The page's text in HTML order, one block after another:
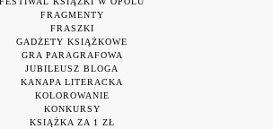
FRAGMENTY
FRASZKI
GADŻETY KSIĄŻKOWE
GRA PARAGRAFOWA
JUBILEUSZ BLOGA
KANAPA LITERACKA
KOLOROWANIE
KONKURSY
KSIĄŻKA ZA 1 ZŁ